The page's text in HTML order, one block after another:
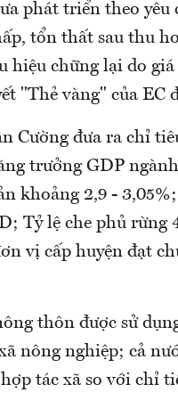
phát triển theo yêu
tổn thất sau thu
hiệu chững lại do
"Thẻ vàng" của
Cường đưa ra chỉ
trưởng GDP
khoảng 2,9 -
Tỷ lệ che phủ rừng
vị cấp huyện đạt
thôn được sử
nông nghiệp; cả
tác xã so với chỉ